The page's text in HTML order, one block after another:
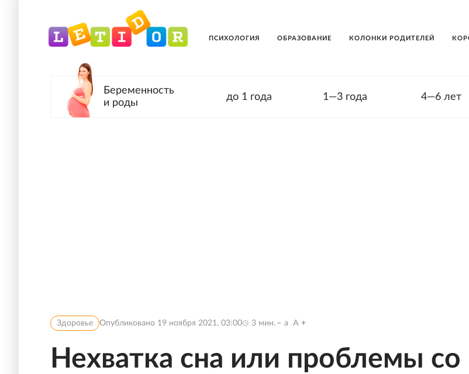
ПСИХОЛОГИЯ ОБРАЗОВАНИЕ КОЛОНКИ РОДИТЕЛЕЙ
Беременность
и роды
до 1 года 1—3 года 4—6 лет
Здоровье Опубликовано 19 ноября 2021, 03:00 3 мин. a A
Нехватка сна или проблемы со